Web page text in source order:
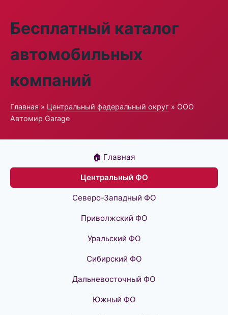
Бесплатный каталог
автомобильных
компаний
Главная » Центральный федеральный округ » ООО
Автомир Garage
🏠 Главная
Центральный ФО
Северо-Западный ФО
Приволжский ФО
Уральский ФО
Сибирский ФО
Дальневосточный ФО
Южный ФО